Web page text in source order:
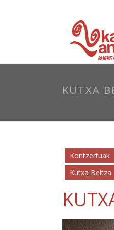
KUTXA
Kontzertuak
Kutxa Beltza